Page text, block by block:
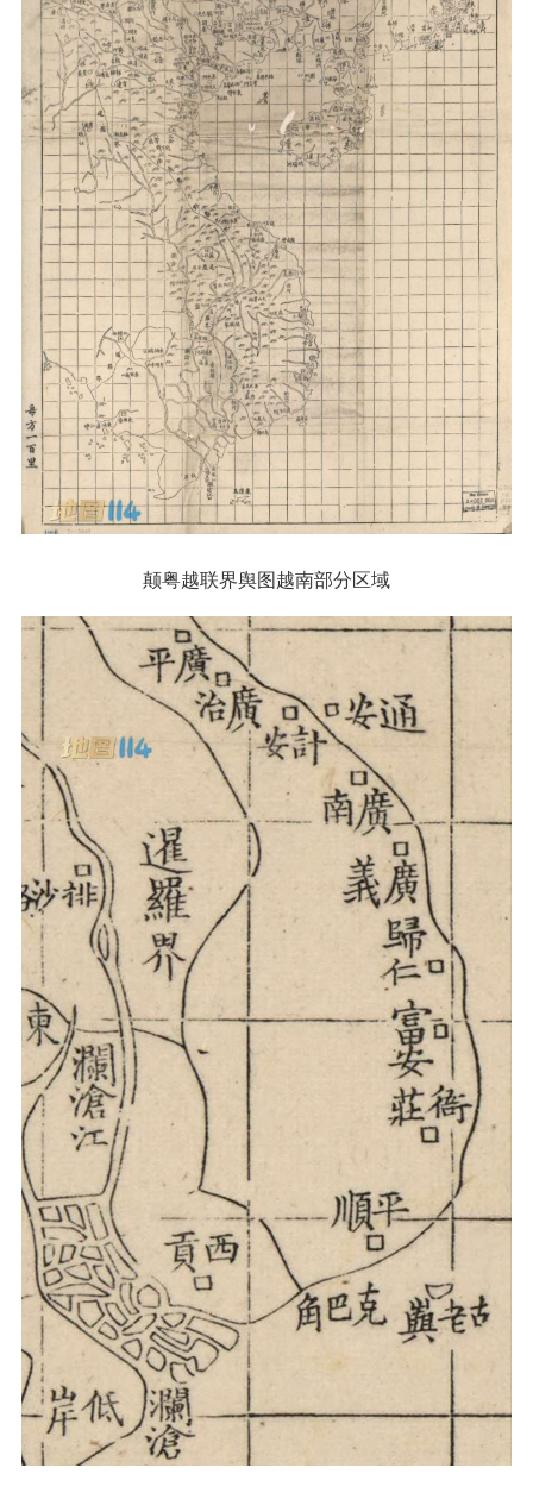
颠粤越联界舆图越南部分区域